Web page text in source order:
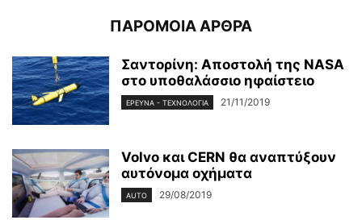
ΠΑΡΟΜΟΙΑ ΑΡΘΡΑ
Σαντορίνη: Αποστολή της NASA
στο υποθαλάσσιο ηφαίστειο
ΈΡΕΥΝΑ - ΤΕΧΝΟΛΟΓΊΑ 21/11/2019
Volvo και CERN θα αναπτύξουν
αυτόνομα οχήματα
AUTO 29/08/2019